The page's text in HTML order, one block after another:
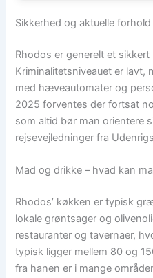
Sikkerhed og aktuelle
Rhodos er generelt et
Kriminalitetsniveauet er lavt,
med hæveautomater og
2025 forventes der fortsat
som altid bør man orientere
rejsevejledninger fra
Mad og drikke – hvad kan
Rhodos’ køkken er typisk
lokale grøntsager og
restauranter og tavernaer,
typisk ligger mellem 80 og
fra hanen er i mange